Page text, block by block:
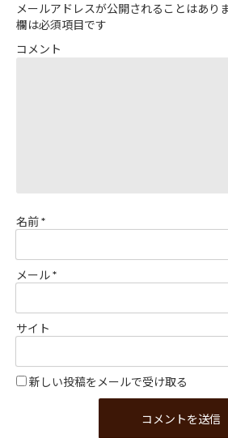
メールアドレスが公開されることはあり
欄は必須項目です
コメント
名前*
メール*
サイト
新しい投稿をメールで受け取る